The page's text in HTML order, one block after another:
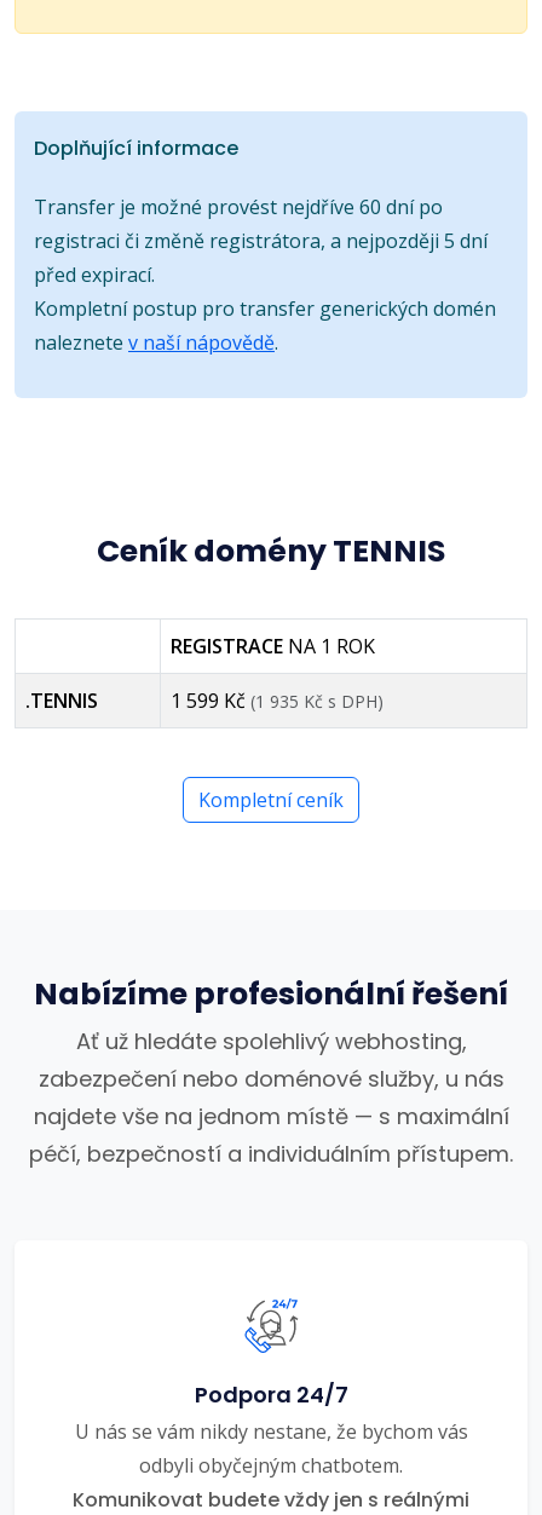
Doplňující informace
Transfer je možné provést nejdříve 60 dní po
registraci či změně registrátora, a nejpozději 5 dní
před expirací.
Kompletní postup pro transfer generických domén
naleznete v naší nápovědě.
Ceník domény TENNIS
REGISTRACE NA 1 ROK
.TENNIS 1 599 Kč (1 935 Kč s DPH)
Kompletní ceník
Nabízíme profesionální řešení
Ať už hledáte spolehlivý webhosting,
zabezpečení nebo doménové služby, u nás
najdete vše na jednom místě — s maximální
péčí, bezpečností a individuálním přístupem.
Podpora 24/7
U nás se vám nikdy nestane, že bychom vás
odbyli obyčejným chatbotem.
Komunikovat budete vždy jen s reálnými